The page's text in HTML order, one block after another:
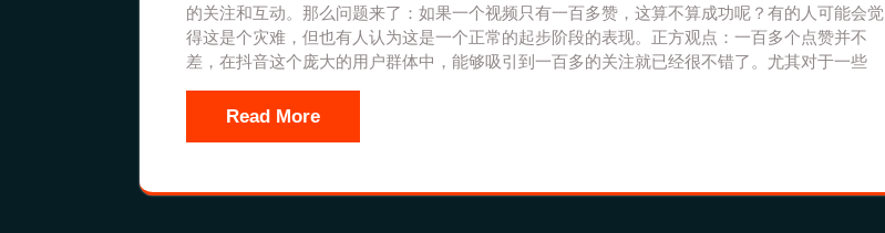
的关注和互动。那么问题来了：如果一个视频只有一百多赞，这算不算成功呢？有的人可能会觉
得这是个灾难，但也有人认为这是一个正常的起步阶段的表现。正方观点：一百多个点赞并不
差，在抖音这个庞大的用户群体中，能够吸引到一百多的关注就已经很不错了。尤其对于一些
Read More